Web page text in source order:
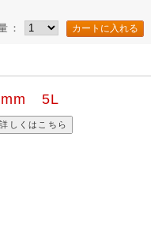
：
5L
詳しくはこちら